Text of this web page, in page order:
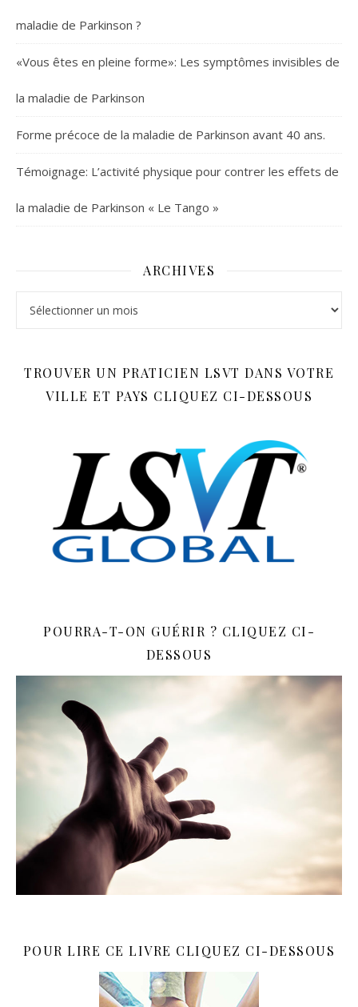
maladie de Parkinson ?
«Vous êtes en pleine forme»: Les symptômes invisibles de
la maladie de Parkinson
Forme précoce de la maladie de Parkinson avant 40 ans.
Témoignage: L’activité physique pour contrer les effets de
la maladie de Parkinson « Le Tango »
ARCHIVES
TROUVER UN PRATICIEN LSVT DANS VOTRE
VILLE ET PAYS CLIQUEZ CI-DESSOUS
POURRA-T-ON GUÉRIR ? CLIQUEZ CI-
DESSOUS
POUR LIRE CE LIVRE CLIQUEZ CI-DESSOUS